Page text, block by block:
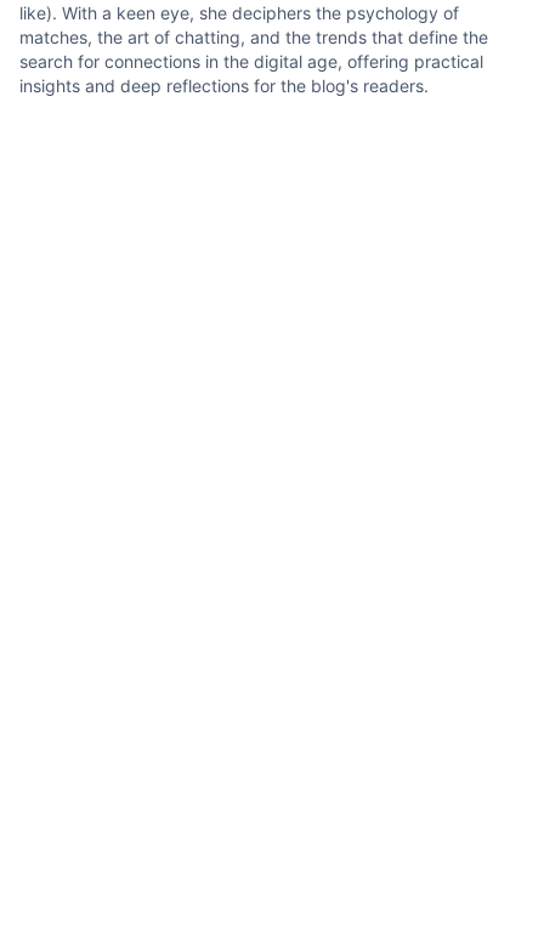
like). With a keen eye, she deciphers the psychology of
matches, the art of chatting, and the trends that define the
search for connections in the digital age, offering practical
insights and deep reflections for the blog's readers.